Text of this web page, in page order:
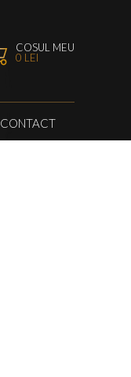
COSUL MEU
0 LEI
CONTACT